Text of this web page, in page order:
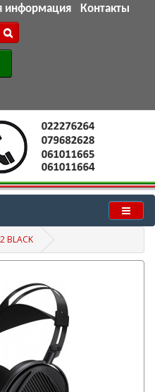
информация Контакты
BLACK